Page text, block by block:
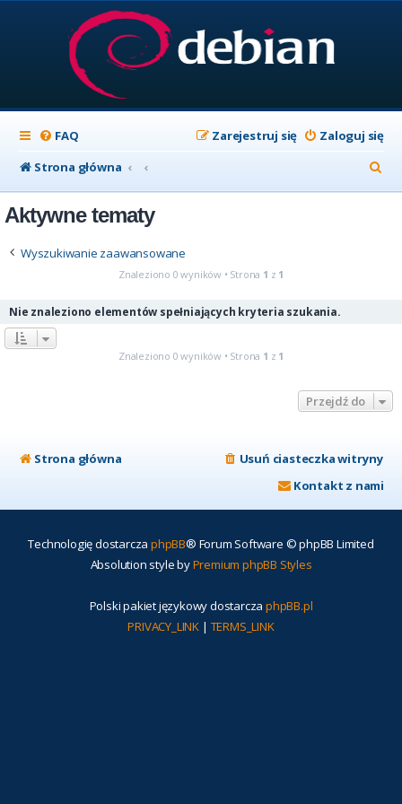
FAQ Zaloguj się
Zarejestruj się
Strona główna
z
Aktywne tematy
Wyszukiwanie zaawansowane
Znaleziono 0 wyników • Strona 1 z 1
Nie znaleziono elementów spełniających kryteria szukania.
Znaleziono 0 wyników • Strona 1 z 1
Przejdź do
Strona główna
Usuń ciasteczka witryny
Kontakt z nami
Technologię dostarcza phpBB® Forum Software © phpBB Limited
Absolution style byPremium phpBB Styles
Polski pakiet językowy dostarcza phpBB.pl
PRIVACY_LINK | TERMS_LINK